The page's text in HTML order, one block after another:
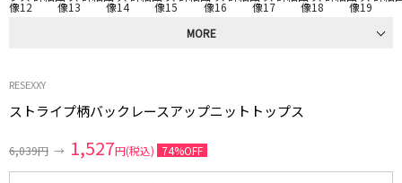
MORE
RESEXXY
ストライプ柄バックレースアップニットトップス
6,039円 → 1,527円(税込) 74%OFF